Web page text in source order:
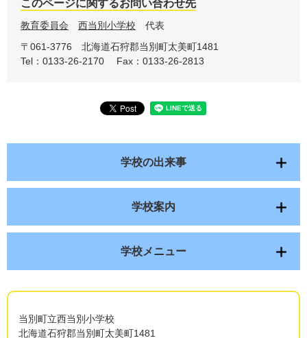
このページに関するお問い合わせ先
教育委員会 西当別小学校
代表
〒061-3776
北海道石狩郡当別町太美町1481
Tel：0133-26-2170
Fax：0133-26-2813
学校の出来事
学校案内
学校メニュー
当別町立西当別小学校
北海道石狩郡当別町太美町1481